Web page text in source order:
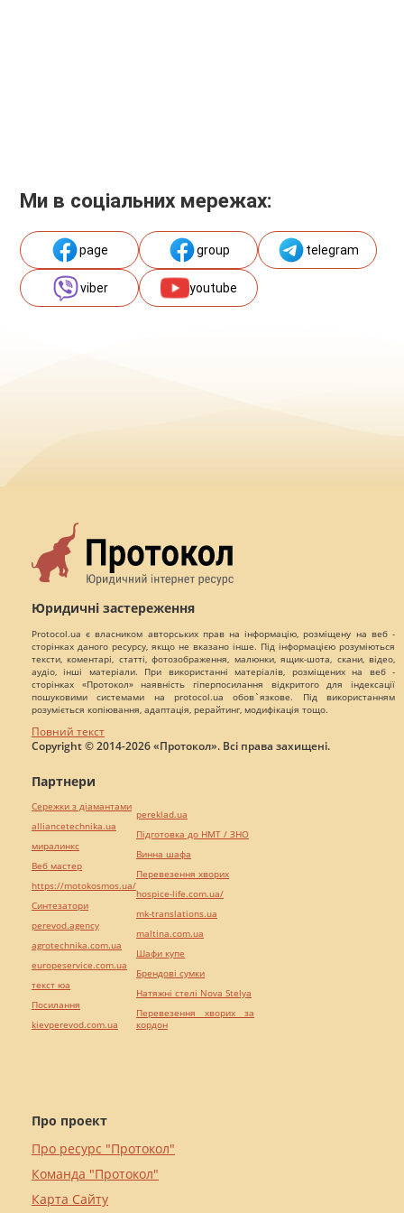
Ми в соціальних мережах:
page group telegram
viber youtube
Юридичні застереження
Protocol.ua є власником авторських прав на інформацію, розміщену на веб -
сторінках даного ресурсу, якщо не вказано інше. Під інформацією розуміються
тексти, коментарі, статті, фотозображення, малюнки, ящик-шота, скани, відео,
аудіо, інші матеріали. При використанні матеріалів, розміщених на веб -
сторінках «Протокол» наявність гіперпосилання відкритого для індексації
пошуковими системами на protocol.ua обов`язкове. Під використанням
розуміється копіювання, адаптація, рерайтинг, модифікація тощо.
Повний текст
Copyright © 2014-2026 «Протокол». Всі права захищені.
Про проект
Про ресурс "Протокол"
Команда "Протокол"
Карта Сайту
Партнери
Сережки з діамантами
alliancetechnika.ua
миралинкс
Веб мастер
https://motokosmos.ua/
Синтезатори
perevod.agency
agrotechnika.com.ua
europeservice.com.ua
текст юа
Посилання
kievperevod.com.ua
pereklad.ua
Підготовка до НМТ / ЗНО
Винна шафа
Перевезення хворих
hospice-life.com.ua/
mk-translations.ua
maltina.com.ua
Шафи купе
Брендові сумки
Натяжні стелі Nova Stelya
Перевезення хворих за
кордон